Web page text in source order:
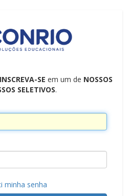
INSCREVA-SE em um de NOSSOS
SELETIVOS.
minha senha